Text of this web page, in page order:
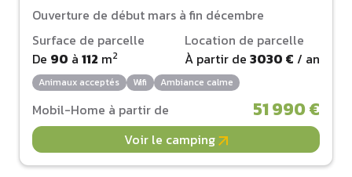
Ouverture de début mars à fin décembre
Surface de parcelle
De 90 à 112 m2
Location de parcelle
À partir de 3030 € / an
Animaux acceptés Wifi Ambiance calme
Mobil-Home à partir de 51 990 €
Voir le camping